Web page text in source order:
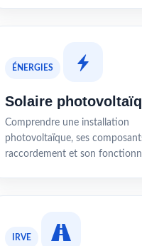
ÉNERGIES
Solaire
Comprendre une installation
photovoltaïque, ses
raccordement et son
IRVE